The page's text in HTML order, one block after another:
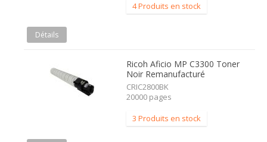
4 Produits en stock
Détails
Ricoh Aficio MP C3300 Toner
Noir Remanufacturé
CRIC2800BK
20000 pages
3 Produits en stock